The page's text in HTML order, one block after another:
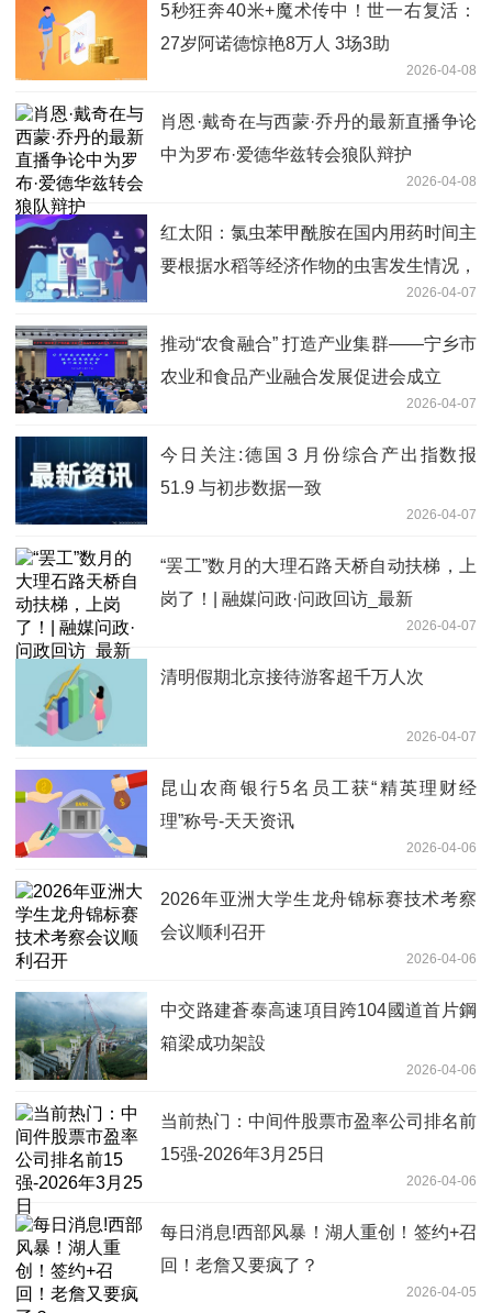
5秒狂奔40米+魔术传中！世一右复活：
27岁阿诺德惊艳8万人 3场3助
2026-04-08
肖恩·戴奇在与西蒙·乔丹的最新直播争论
中为罗布·爱德华兹转会狼队辩护
2026-04-08
红太阳：氯虫苯甲酰胺在国内用药时间主
要根据水稻等经济作物的虫害发生情况，
主要出货旺季在每年6月份之前_独家焦
点
2026-04-07
推动“农食融合” 打造产业集群——宁乡市
农业和食品产业融合发展促进会成立
2026-04-07
今日关注:德国３月份综合产出指数报
51.9 与初步数据一致
2026-04-07
“罢工”数月的大理石路天桥自动扶梯，上
岗了！| 融媒问政·问政回访_最新
2026-04-07
清明假期北京接待游客超千万人次
2026-04-07
昆山农商银行5名员工获“精英理财经
理”称号-天天资讯
2026-04-06
2026年亚洲大学生龙舟锦标赛技术考察
会议顺利召开
2026-04-06
中交路建蒼泰高速項目跨104國道首片鋼
箱梁成功架設
2026-04-06
当前热门：中间件股票市盈率公司排名前
15强-2026年3月25日
2026-04-06
每日消息!西部风暴！湖人重创！签约+召
回！老詹又要疯了？
2026-04-05